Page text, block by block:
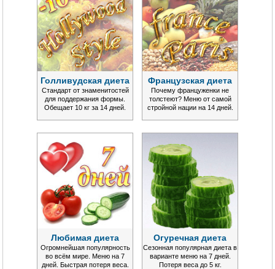
Голливудская диета
Стандарт от знаменитостей
для поддержания формы.
Обещает 10 кг за 14 дней.
Французская диета
Почему француженки не
толстеют? Меню от самой
стройной нации на 14 дней.
Любимая диета
Огромнейшая популярность
во всём мире. Меню на 7
дней. Быстрая потеря веса.
Огуречная диета
Сезонная популярная диета в
варианте меню на 7 дней.
Потеря веса до 5 кг.